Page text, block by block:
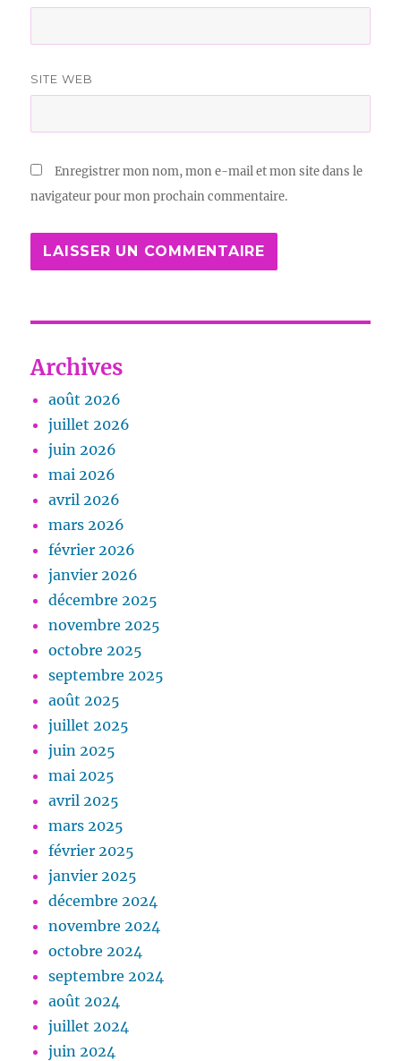
SITE WEB
Enregistrer mon nom, mon e-mail et mon site dans le
navigateur pour mon prochain commentaire.
Archives
août 2026
juillet 2026
juin 2026
mai 2026
avril 2026
mars 2026
février 2026
janvier 2026
décembre 2025
novembre 2025
octobre 2025
septembre 2025
août 2025
juillet 2025
juin 2025
mai 2025
avril 2025
mars 2025
février 2025
janvier 2025
décembre 2024
novembre 2024
octobre 2024
septembre 2024
août 2024
juillet 2024
juin 2024